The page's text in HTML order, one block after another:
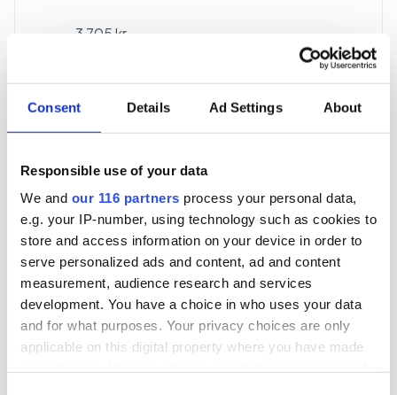
Consent Details Ad Settings About
Responsible use of your data
We and our 116 partners process your personal data,
e.g. your IP-number, using technology such as cookies to
store and access information on your device in order to
serve personalized ads and content, ad and content
measurement, audience research and services
development. You have a choice in who uses your data
and for what purposes. Your privacy choices are only
applicable on this digital property where you have made
3 705 kr
*Moms (6 %) ingår i alla priser.
Företagspaket